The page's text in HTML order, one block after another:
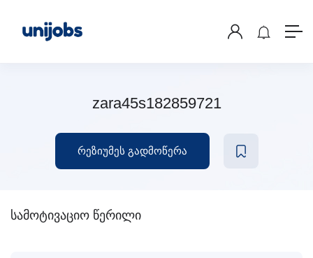
zara45s182859721
რეზიუმეს გადმოწერა
სამოტივაციო წერილი